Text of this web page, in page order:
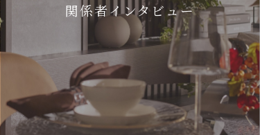
関係者インタビュー